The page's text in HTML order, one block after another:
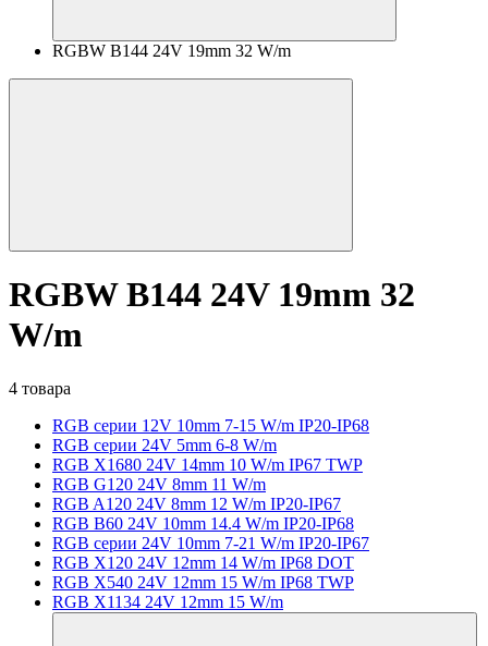
RGBW B144 24V 19mm 32 W/m
RGBW B144 24V 19mm 32
W/m
4 товара
RGB серии 12V 10mm 7-15 W/m IP20-IP68
RGB серии 24V 5mm 6-8 W/m
RGB X1680 24V 14mm 10 W/m IP67 TWP
RGB G120 24V 8mm 11 W/m
RGB A120 24V 8mm 12 W/m IP20-IP67
RGB B60 24V 10mm 14.4 W/m IP20-IP68
RGB серии 24V 10mm 7-21 W/m IP20-IP67
RGB X120 24V 12mm 14 W/m IP68 DOT
RGB X540 24V 12mm 15 W/m IP68 TWP
RGB X1134 24V 12mm 15 W/m